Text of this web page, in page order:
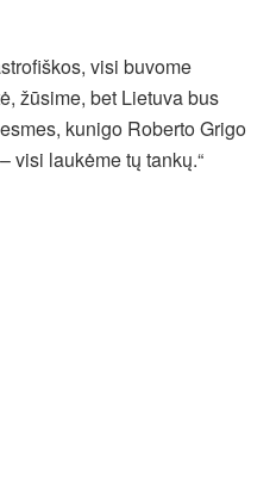
visi buvome
žūsime, bet Lietuva bus
kunigo Roberto Grigo
visi laukėme tų tankų.“